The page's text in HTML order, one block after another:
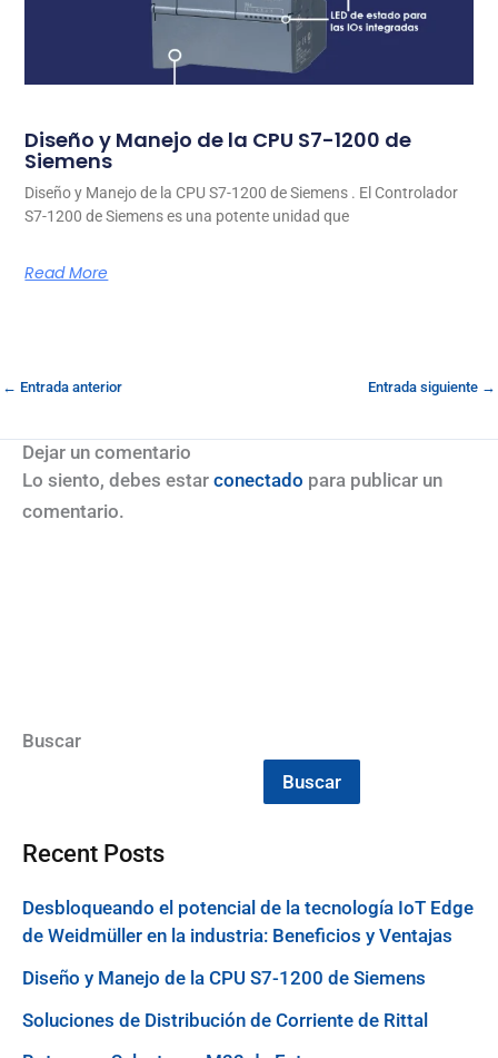
Buscar
Buscar
Recent Posts
Desbloqueando el potencial de la tecnología IoT Edge
de Weidmüller en la industria: Beneficios y Ventajas
Diseño y Manejo de la CPU S7-1200 de Siemens
Soluciones de Distribución de Corriente de Rittal
Diseño y Manejo de la CPU S7-1200 de
Siemens
Diseño y Manejo de la CPU S7-1200 de Siemens . El Controlador
S7-1200 de Siemens es una potente unidad que
Read More
← Entrada anterior Entrada siguiente →
Dejar un comentario
Lo siento, debes estar conectado para publicar un
comentario.